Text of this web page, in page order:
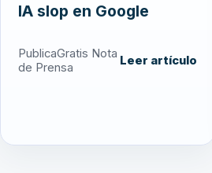
IA slop en Google
PublicaGratis Nota
de Prensa
Leer artículo